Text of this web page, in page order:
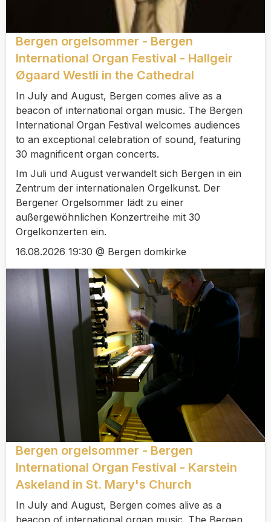
Bergen orgelsommer - Bergen
International Organ Festival - Hallgeir
Øgaard Westli in the Cathedral
In July and August, Bergen comes alive as a
beacon of international organ music. The Bergen
International Organ Festival welcomes audiences
to an exceptional celebration of sound, featuring
30 magnificent organ concerts.
Im Juli und August verwandelt sich Bergen in ein
Zentrum der internationalen Orgelkunst. Der
Bergener Orgelsommer lädt zu einer
außergewöhnlichen Konzertreihe mit 30
Orgelkonzerten ein.
16.08.2026 19:30 @ Bergen domkirke
Bergen orgelsommer - Bergen
International Organ Festival - Karstein
Askeland in St. Mary's Church
In July and August, Bergen comes alive as a
beacon of international organ music. The Bergen